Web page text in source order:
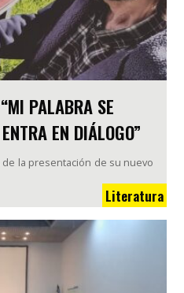
PALABRA SE
EN DIÁLOGO”
la presentación de su nuevo
Literatura